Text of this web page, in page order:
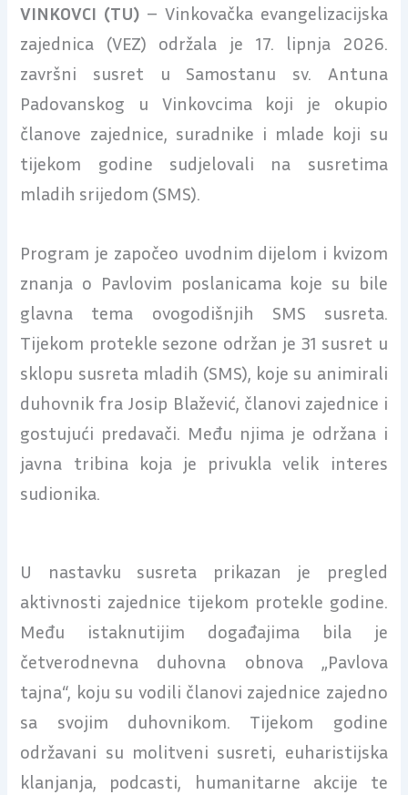
VINKOVCI (TU) – Vinkovačka evangelizacijska
zajednica (VEZ) održala je 17. lipnja 2026.
završni susret u Samostanu sv. Antuna
Padovanskog u Vinkovcima koji je okupio
članove zajednice, suradnike i mlade koji su
tijekom godine sudjelovali na susretima
mladih srijedom (SMS).
Program je započeo uvodnim dijelom i kvizom
znanja o Pavlovim poslanicama koje su bile
glavna tema ovogodišnjih SMS susreta.
Tijekom protekle sezone održan je 31 susret u
sklopu susreta mladih (SMS), koje su animirali
duhovnik fra Josip Blažević, članovi zajednice i
gostujući predavači. Među njima je održana i
javna tribina koja je privukla velik interes
sudionika.
U nastavku susreta prikazan je pregled
aktivnosti zajednice tijekom protekle godine.
Među istaknutijim događajima bila je
četverodnevna duhovna obnova „Pavlova
tajna“, koju su vodili članovi zajednice zajedno
sa svojim duhovnikom. Tijekom godine
održavani su molitveni susreti, euharistijska
klanjanja, podcasti, humanitarne akcije te